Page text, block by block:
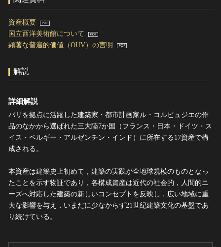
資産概要
国立西洋美術館について
顕著な普遍的価値（OUV）の言明
解説
詳細解説
パリを拠点に活躍した建築家・都市計画家ル・コルビュジエの作
品のなかから選ばれた三大陸7か国（フランス・日本・ドイツ・ス
イス・ベルギー・アルゼンチン・インド）に所在する17資産で構
成される。
本資産は建築史上初めて，建築の実践が全地球規模のものとなっ
たことを示す物証であり，各構成資産は近代の社会的，人間的ニ
ーズへ対応した建築の新しいコンセプトを反映し，広い地域に重
大な影響を与え，いまだに少なからず21世紀建築文化の基盤であ
り続けている。